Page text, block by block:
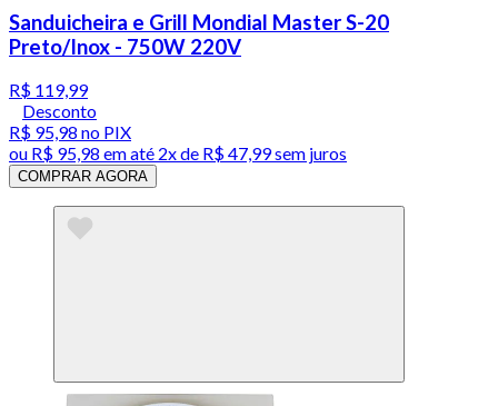
Sanduicheira e Grill Mondial Master S-20
Preto/Inox - 750W 220V
R$ 119,99
Desconto
R$ 95,98 no PIX
ou R$ 95,98 em até 2x de R$ 47,99 sem juros
COMPRAR AGORA